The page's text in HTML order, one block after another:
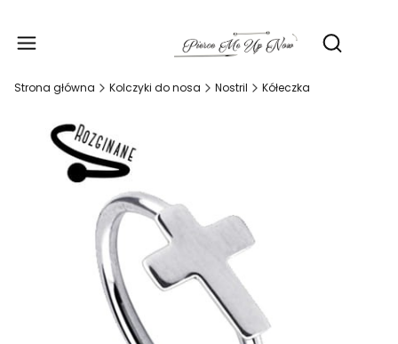
Otwórz
Strona główna Kolczyki do nosa Nostril Kółeczka